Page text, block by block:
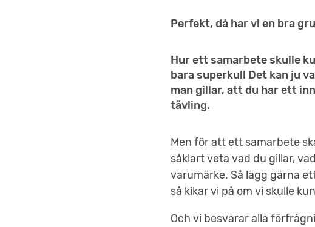
Perfekt, då har vi en bra
Hur ett samarbete skulle
bara superkul! Det kan ju
man gillar, att du har ett
tävling.
Men för att ett samarbete
såklart veta vad du gillar,
varumärke. Så lägg gärna
så kikar vi på om vi skulle
Och vi besvarar alla